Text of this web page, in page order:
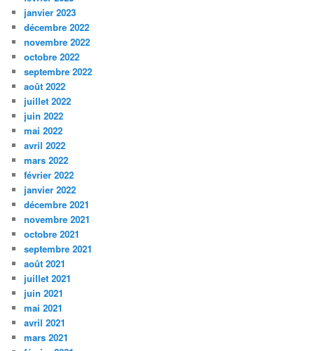
janvier 2023
décembre 2022
novembre 2022
octobre 2022
septembre 2022
août 2022
juillet 2022
juin 2022
mai 2022
avril 2022
mars 2022
février 2022
janvier 2022
décembre 2021
novembre 2021
octobre 2021
septembre 2021
août 2021
juillet 2021
juin 2021
mai 2021
avril 2021
mars 2021